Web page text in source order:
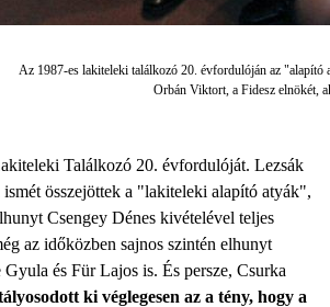
Az 1987-es lakiteleki találkozó 20. évfordulóján az
Orbán Viktort, a Fidesz elnökét,
Találkozó 20. évfordulóját. Lezsák
ismét összejöttek a "lakiteleki alapító atyák",
Csengey Dénes kivételével teljes
az időközben sajnos szintén elhunyt
és Für Lajos is. És persze, Csurka
ki véglegesen az a tény, hogy a